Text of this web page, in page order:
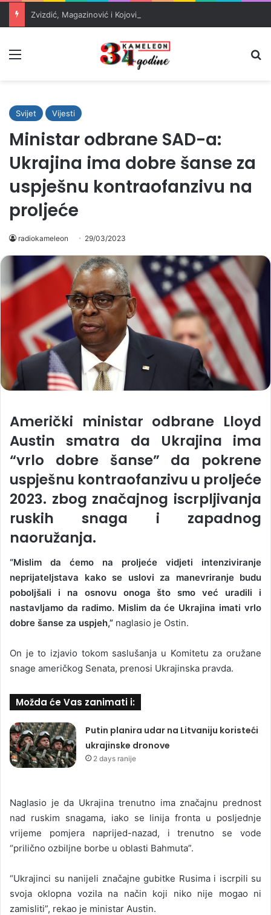
Svijet Vijesti
Ministar odbrane SAD-a:
Ukrajina ima dobre šanse za
uspješnu kontraofanzivu na
proljeće
radiokameleon 29/03/2023
Američki ministar odbrane Lloyd
Austin smatra da Ukrajina ima
“vrlo dobre šanse” da pokrene
uspješnu kontraofanzivu u proljeće
2023. zbog značajnog iscrpljivanja
ruskih snaga i zapadnog
naoružanja.
“Mislim da ćemo na proljeće vidjeti intenziviranje
neprijateljstava kako se uslovi za manevriranje budu
poboljšali i na osnovu onoga što smo već uradili i
nastavljamo da radimo. Mislim da će Ukrajina imati vrlo
dobre šanse za uspjeh,” naglasio je Ostin.
On je to izjavio tokom saslušanja u Komitetu za oružane
snage američkog Senata, prenosi Ukrajinska pravda.
Možda će Vas zanimati i:
Putin planira udar na Litvaniju koristeći
ukrajinske dronove
2 days ranije
Naglasio je da Ukrajina trenutno ima značajnu prednost
nad ruskim snagama, iako se linija fronta u posljednje
vrijeme pomjera naprijed-nazad, i trenutno se vode
“prilično ozbiljne borbe u oblasti Bahmuta”.
“Ukrajinci su nanijeli značajne gubitke Rusima i iscrpili su
svoja oklopna vozila na način koji niko nije mogao ni
zamisliti”, rekao je ministar Austin.